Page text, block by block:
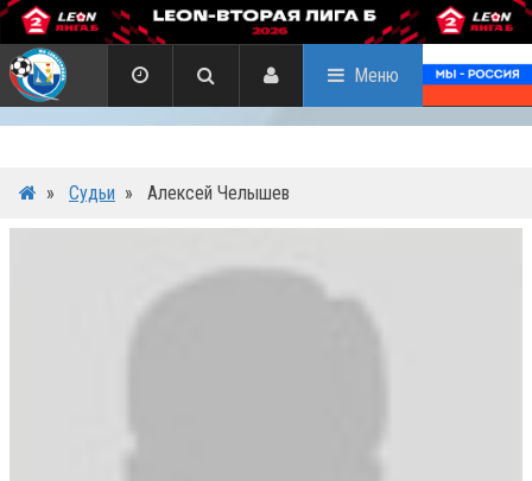
Меню
» Судьи » Алексей Челышев